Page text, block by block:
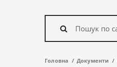
Знайти
Головна Документи